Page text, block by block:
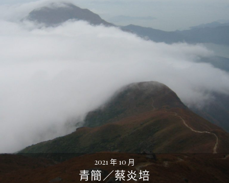
2021 年 10 月
青簡／蔡炎培